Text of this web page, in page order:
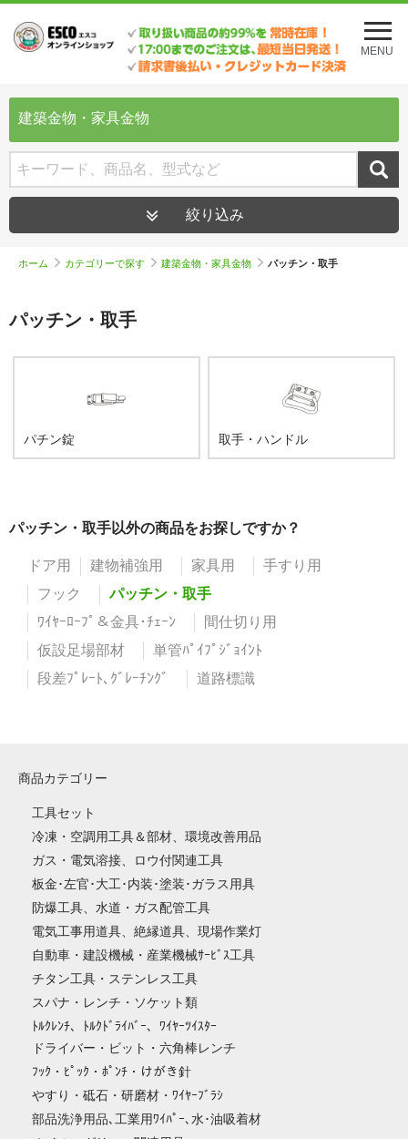
メ
ニ
ュ
を
MENU
建築金物・家具金物
絞り込み
ホーム カテゴリーで探す 建築金物・家具金物 パッチン・取手
パッチン・取手
パチン錠 取手・ハンドル
パッチン・取手以外の商品をお探しですか？
ドア用 建物補強用 家具用
手すり用
フック
パッチン・取手
ﾜｲﾔｰﾛｰﾌﾟ＆金具･ﾁｪｰﾝ
間仕切り用
仮設足場部材
単管ﾊﾟｲﾌﾟｼﾞｮｲﾝﾄ
段差ﾌﾟﾚｰﾄ､ｸﾞﾚｰﾁﾝｸﾞ
道路標識
商品カテゴリー
工具セット
冷凍・空調用工具＆部材、環境改善用品
ガス・電気溶接、ロウ付関連工具
板金･左官･大工･内装･塗装･ガラス用具
防爆工具、水道・ガス配管工具
電気工事用道具、絶縁道具、現場作業灯
自動車・建設機械・産業機械ｻｰﾋﾞｽ工具
チタン工具・ステンレス工具
スパナ・レンチ・ソケット類
ﾄﾙｸﾚﾝﾁ、ﾄﾙｸﾄﾞﾗｲﾊﾞｰ、ﾜｲﾔｰﾂｲｽﾀｰ
ドライバー・ビット・六角棒レンチ
ﾌｯｸ・ﾋﾟｯｸ・ﾎﾟﾝﾁ・けがき針
やすり・砥石・研磨材・ﾜｲﾔｰﾌﾞﾗｼ
部品洗浄用品､工業用ﾜｲﾊﾟｰ､水･油吸着材